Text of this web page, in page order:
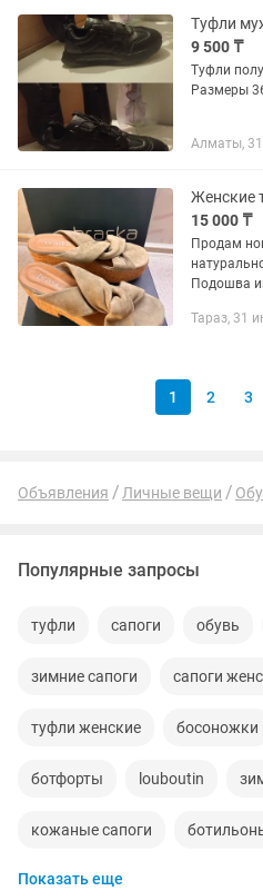
Туфли
9 500 ₸
Туфли
Размеры
Алматы,
Женские
15 000 ₸
Продам
Подошва
подходит
Тараз, 31
1 2 3
Объявления Личные вещи
Популярные запросы
туфли сапоги обувь
зимние сапоги сапоги
туфли женские босоножки
ботфорты louboutin
кожаные сапоги
кроссовки женские
Показать еще